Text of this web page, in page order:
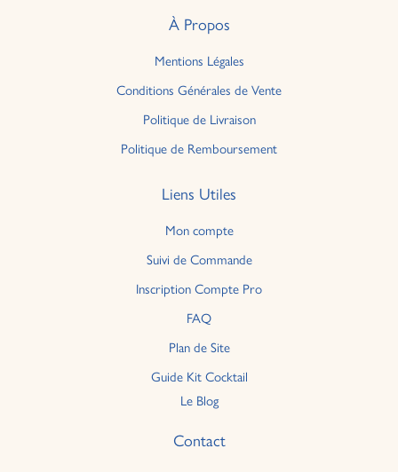
À Propos
Mentions Légales
Conditions Générales de Vente
Politique de Livraison
Politique de Remboursement
Liens Utiles
Mon compte
Suivi de Commande
Inscription Compte Pro
FAQ
Plan de Site
Guide Kit Cocktail
Le Blog
Contact